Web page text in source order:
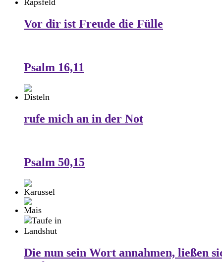
Vor dir ist Freude die Fülle
Psalm 16,11
rufe mich an in der Not
Psalm 50,15
Die nun sein Wort annahmen, ließen